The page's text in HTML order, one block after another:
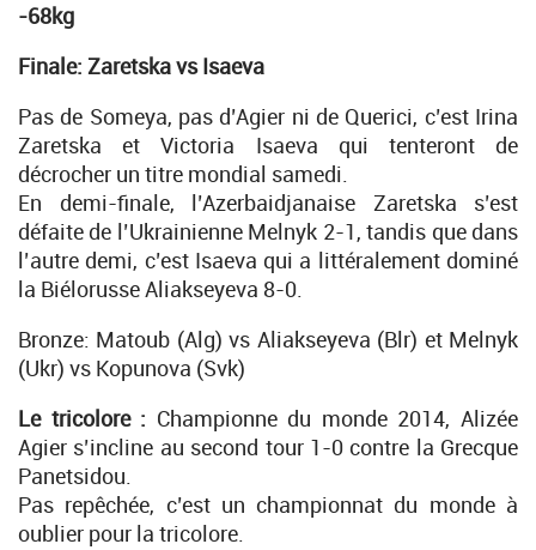
-68kg
Finale: Zaretska vs Isaeva
Pas de Someya, pas d’Agier ni de Querici, c’est Irina
Zaretska et Victoria Isaeva qui tenteront de
décrocher un titre mondial samedi.
En demi-finale, l’Azerbaidjanaise Zaretska s’est
défaite de l’Ukrainienne Melnyk 2-1, tandis que dans
l’autre demi, c’est Isaeva qui a littéralement dominé
la Biélorusse Aliakseyeva 8-0.
Bronze: Matoub (Alg) vs Aliakseyeva (Blr) et Melnyk
(Ukr) vs Kopunova (Svk)
Le tricolore : Championne du monde 2014, Alizée
Agier s’incline au second tour 1-0 contre la Grecque
Panetsidou.
Pas repêchée, c’est un championnat du monde à
oublier pour la tricolore.